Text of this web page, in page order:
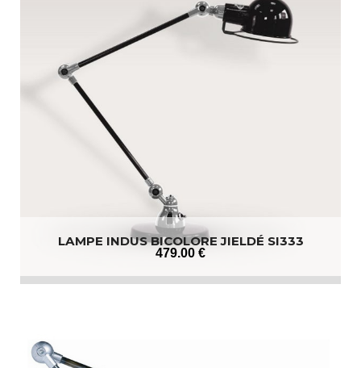
LAMPE INDUS BICOLORE JIELDÉ SI333
479.00 €